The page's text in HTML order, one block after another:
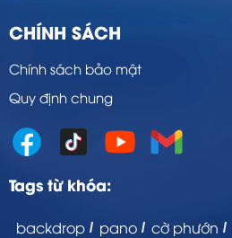
CHÍNH SÁCH
Chính sách bảo mật
Quy định chung
Tags từ khóa:
backdrop pano cờ phướn